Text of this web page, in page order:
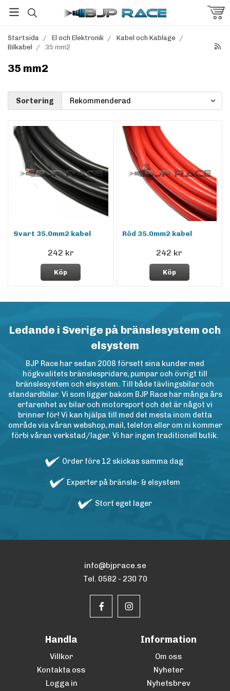
Startsida / El och Elektronik / Kabel och Kablage /
Bilkabel
/ 35 mm2
35 mm2
Sortering
Svart 35.0mm2 kabel
242 kr
Köp
Röd 35.0mm2 kabel
242 kr
Köp
Ledande i Sverige på bränslesystem och
elsystem
BJP Race har sedan 2008 försett sina kunder med
högkvalitets bränslespridare, pumpar och övrigt till
bränslesystem och elsystem. Till både tävlingsbilar och
standardbilar. Vi som ligger bakom BJP Race har många års
erfarenhet av bilar och motorsport och det är något vi
brinner för! Vi kan hjälpa till med det mesta inom detta
område via våran webshop, mail, telefon eller om ni kommer
förbi våran verkstad/lager. Vi har ingen traditionell butik.
Order före 12 skickas samma dag
Experter på bränsle- & elsystem
Stort eget lager
info@bjprace.se
Tel. 0582 - 230 70
Handla
Villkor
Kontakta oss
Logga in
Information
Om oss
Nyheter
Nyhetsbrev